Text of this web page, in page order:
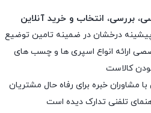
بررسی، انتخاب و خرید آنلاین
با بیش از۱۰سال پیشینه درخشان در ضمینه تامین توضیع
ارائه انواع اسپری ها و چسب های
کالاست
خبره برای رفاه حال مشتریان
تلفنی تدارک دیده است